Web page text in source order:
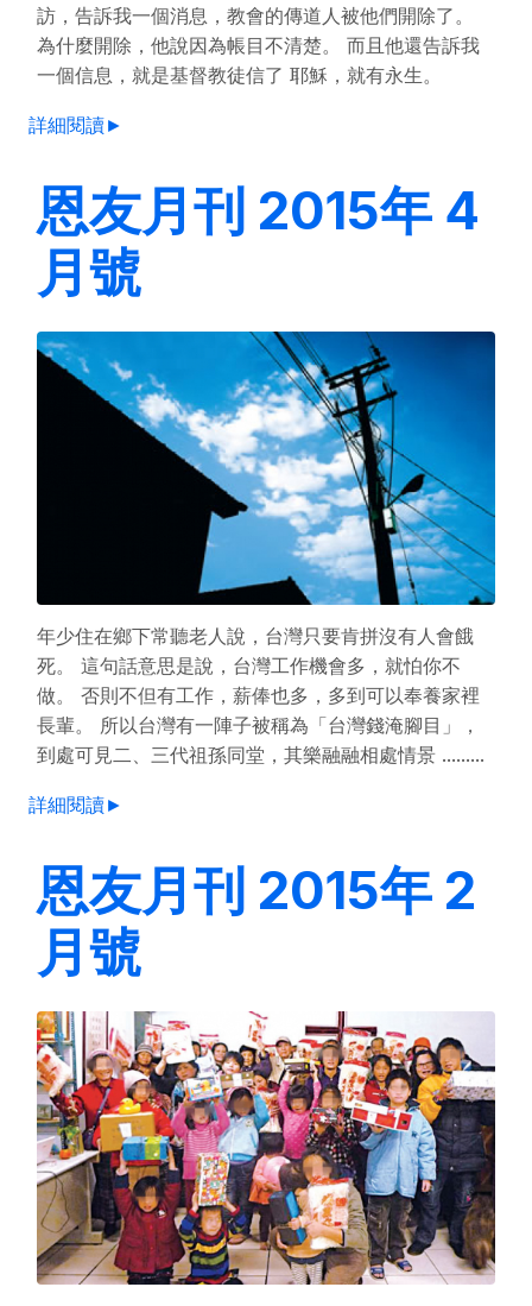
訪，告訴我一個消息，教會的傳道人被他們開除了。
為什麼開除，他說因為帳目不清楚。 而且他還告訴我
一個信息，就是基督教徒信了 耶穌，就有永生。
詳細閱讀►
恩友月刊 2015年 4
月號
年少住在鄉下常聽老人說，台灣只要肯拼沒有人會餓
死。 這句話意思是說，台灣工作機會多，就怕你不
做。 否則不但有工作，薪俸也多，多到可以奉養家裡
長輩。 所以台灣有一陣子被稱為「台灣錢淹腳目」，
到處可見二、三代祖孫同堂，其樂融融相處情景 .........
詳細閱讀►
恩友月刊 2015年 2
月號